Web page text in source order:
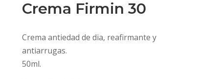
Crema Firmin 30
Crema antiedad de dia, reafirmante y
antiarrugas.
50ml.